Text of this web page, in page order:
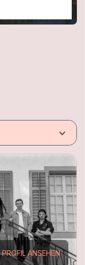
keyboard_arrow_down
PROFIL ANSEHEN